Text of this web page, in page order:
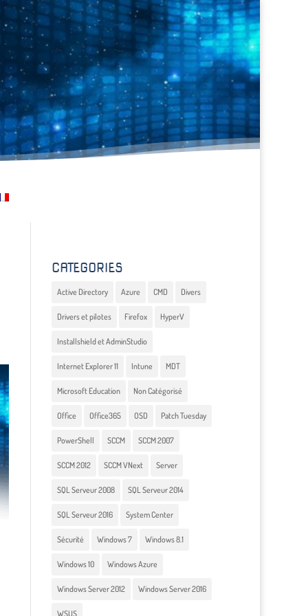
CATEGORIES
Active Directory Azure CMD Divers
Drivers et pilotes Firefox HyperV
Installshield et AdminStudio
Internet Explorer 11 Intune MDT
Microsoft Education Non Catégorisé
Office Office365 OSD Patch Tuesday
PowerShell SCCM SCCM 2007
SCCM 2012 SCCM VNext Server
SQL Serveur 2008 SQL Serveur 2014
SQL Serveur 2016 System Center
Sécurité Windows 7 Windows 8.1
Windows 10 Windows Azure
Windows Server 2012 Windows Server 2016
WSUS